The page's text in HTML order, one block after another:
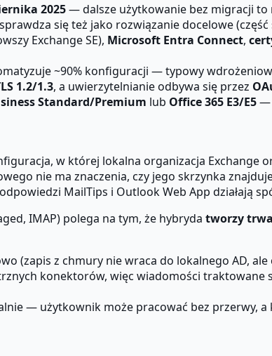
2025— dalsze użytkowanie bez migracji to
się też jako rozwiązanie docelowe
Exchange SE), Microsoft Entra Connect,
~90% konfiguracji — typowy
1.2/1.3, a uwierzytelnianie odbywa się przez
Standard/Premium lub Office 365 E3/E5—
w której lokalna organizacja Exchange
nie ma znaczenia, czy jego skrzynka
MailTips i Outlook Web App działają
IMAP) polega na tym, że hybryda tworzy
(zapis z chmury nie wraca do lokalnego AD,
konektorów, więc wiadomości traktowane
— użytkownik może pracować bez przerwy,